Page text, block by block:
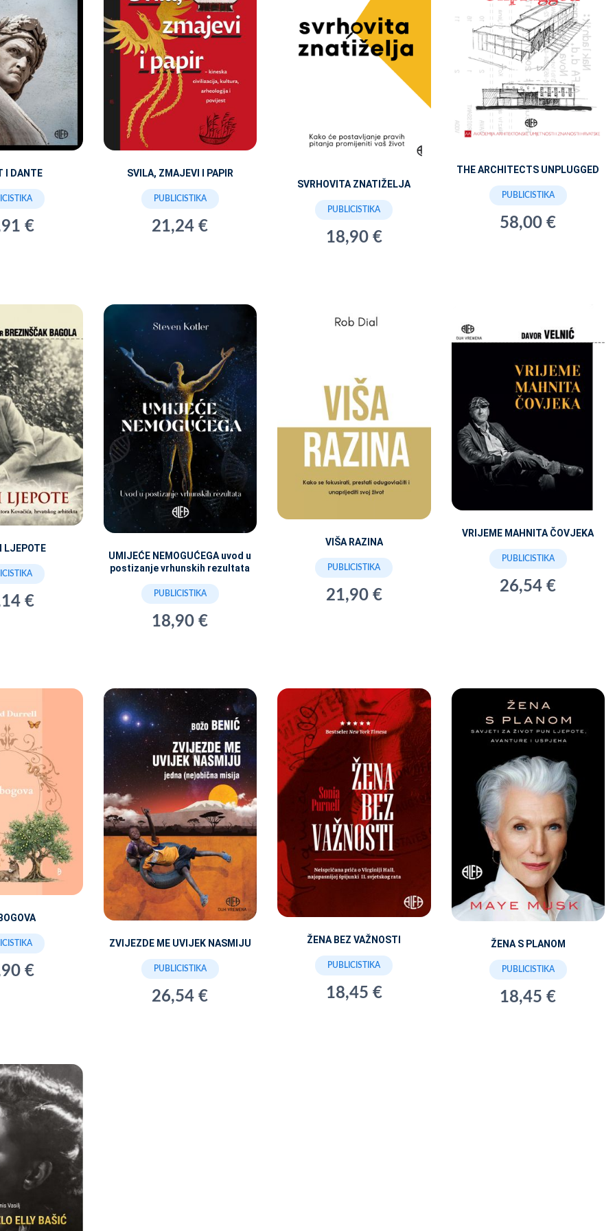
I DANTE
€
SVILA, ZMAJEVI I PAPIR
PUBLICISTIKA
21,24 €
SVRHOVITA ZNATIŽELJA
PUBLICISTIKA
18,90 €
THE ARCHITECTS UNPLUGGED
PUBLICISTIKA
58,00 €
LJEPOTE
€
UMIJEĆE NEMOGUĆEGA uvod u
postizanje vrhunskih rezultata
PUBLICISTIKA
18,90 €
VIŠA RAZINA
PUBLICISTIKA
21,90 €
VRIJEME MAHNITA ČOVJEKA
PUBLICISTIKA
26,54 €
€
ZVIJEZDE ME UVIJEK NASMIJU
PUBLICISTIKA
26,54 €
ŽENA BEZ VAŽNOSTI
PUBLICISTIKA
18,45 €
ŽENA S PLANOM
PUBLICISTIKA
18,45 €